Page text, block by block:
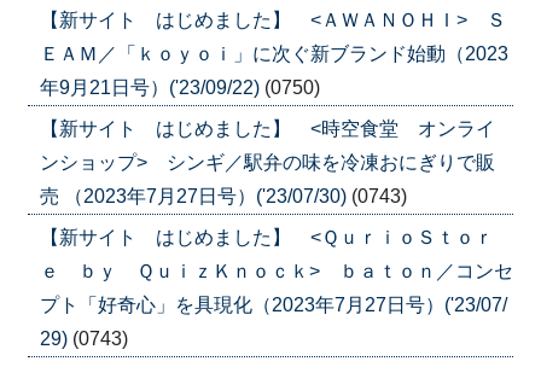
【新サイト はじめました】 <ＡＷＡＮＯＨＩ> Ｓ
ＥＡＭ／「ｋｏｙｏｉ」に次ぐ新ブランド始動（2023
年9月21日号）('23/09/22) (0750)
【新サイト はじめました】 <時空食堂 オンライ
ンショップ> シンギ／駅弁の味を冷凍おにぎりで販
売 （2023年7月27日号）('23/07/30) (0743)
【新サイト はじめました】 <ＱｕｒｉｏＳｔｏｒ
ｅ ｂｙ ＱｕｉｚＫｎｏｃｋ> ｂａｔｏｎ／コンセ
プト「好奇心」を具現化（2023年7月27日号）('23/07/
29) (0743)